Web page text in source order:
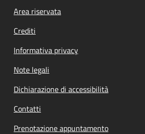
Footer menu
Area riservata
Crediti
Informativa privacy
Note legali
Dichiarazione di accessibilità
Contatti
Prenotazione appuntamento